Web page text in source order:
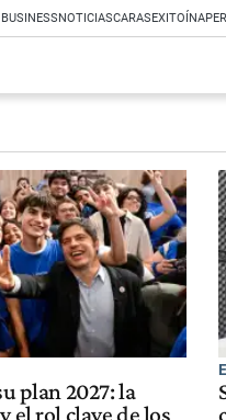
BUSINESSNOTICIASCARASEXITOÍNA
plan 2027: la
el rol clave de los